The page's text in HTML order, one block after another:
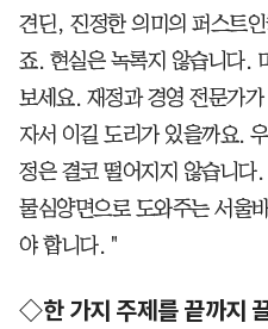
견딘, 진정한 의미의 퍼스트
죠. 현실은 녹록지 않습니다.
보세요. 재정과 경영 전문가
자서 이길 도리가 있을까요.
정은 결코 떨어지지 않습니다
물심양면으로 도와주는 서울
야 합니다. "
◇한 가지 주제를 끝까지